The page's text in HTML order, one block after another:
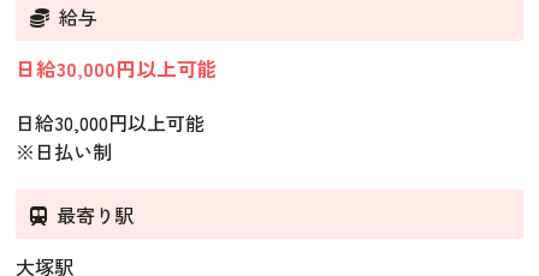
給与
日給30,000円以上可能
日給30,000円以上可能
※日払い制
最寄り駅
大塚駅